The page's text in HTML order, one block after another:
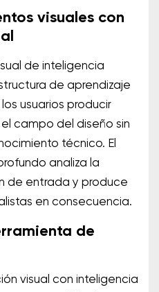
visuales con
de inteligencia
de aprendizaje
usuarios producir
campo del diseño sin
técnico. El
analiza la
de entrada y produce
en consecuencia.
de
visual con inteligencia